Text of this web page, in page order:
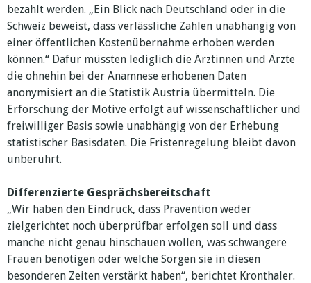
bezahlt werden. „Ein Blick nach Deutschland oder in die
Schweiz beweist, dass verlässliche Zahlen unabhängig von
einer öffentlichen Kostenübernahme erhoben werden
können.“ Dafür müssten lediglich die Ärztinnen und Ärzte
die ohnehin bei der Anamnese erhobenen Daten
anonymisiert an die Statistik Austria übermitteln. Die
Erforschung der Motive erfolgt auf wissenschaftlicher und
freiwilliger Basis sowie unabhängig von der Erhebung
statistischer Basisdaten. Die Fristenregelung bleibt davon
unberührt.
Differenzierte Gesprächsbereitschaft
„Wir haben den Eindruck, dass Prävention weder
zielgerichtet noch überprüfbar erfolgen soll und dass
manche nicht genau hinschauen wollen, was schwangere
Frauen benötigen oder welche Sorgen sie in diesen
besonderen Zeiten verstärkt haben“, berichtet Kronthaler.